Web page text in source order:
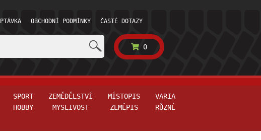
OBCHODNÍ PODMÍNKY ČASTÉ DOTAZY
0
SPORT
HOBBY
ZEMĚDĚLSTVÍ
MYSLIVOST
MÍSTOPIS
ZEMĚPIS
VARIA
RŮZNÉ